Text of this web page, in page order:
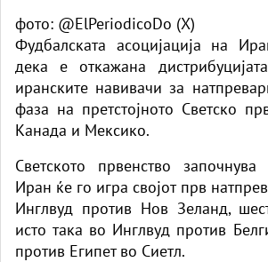
фото: @ElPeriodicoDo (X)
Фудбалската асоцијација на
дека е откажана
иранските навивачи за
фаза на претстојното Светско
Канада и Мексико.
Светското првенство
Иран ќе го игра својот прв
Инглвуд против Нов Зеланд,
исто така во Инглвуд против
против Египет во Сиетл.